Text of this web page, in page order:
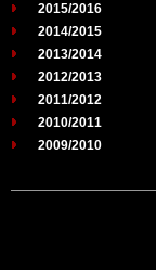
2015/2016
2014/2015
2013/2014
2012/2013
2011/2012
2010/2011
2009/2010